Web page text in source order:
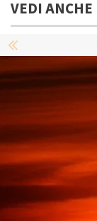
VEDI ANCHE